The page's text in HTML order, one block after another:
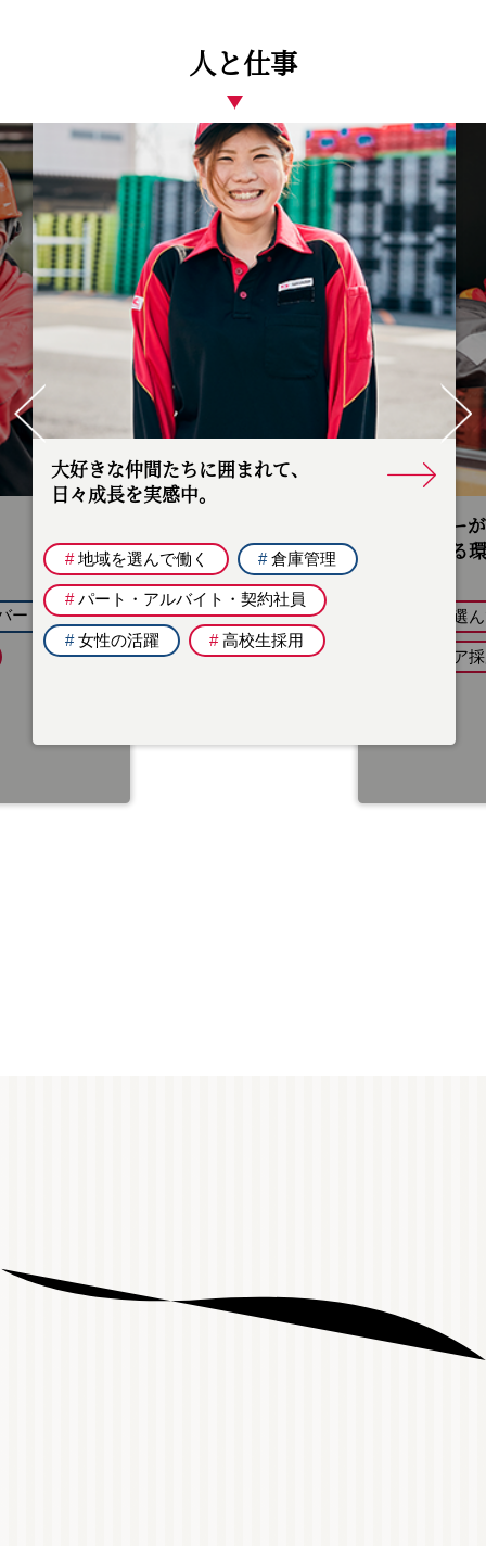
人と仕事
ー
大好きな仲間たちに囲まれて、
日々成長を実感中。
#地域を選んで働く #倉庫管理
#パート・アルバイト・契約社員
#女性の活躍 #高校生採用
ドライバー
安心できる
地域を選
キャリア
Pr
ev
io
us
Ne
xt